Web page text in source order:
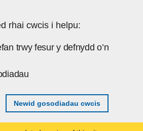
rhai cwcis i helpu:
trwy fesur y defnydd o’n
Newid gosodiadau cwcis